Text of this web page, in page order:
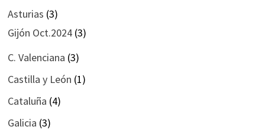
Asturias (3)
Gijón Oct.2024(3)
C. Valenciana (3)
Castilla y León (1)
Cataluña (4)
Galicia (3)